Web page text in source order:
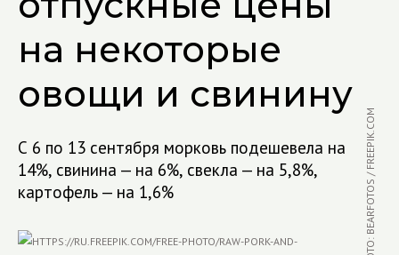
на некоторые
овощи и свинину
С 6 по 13 сентября морковь подешевела на
14%, свинина — на 6%, свекла — на 5,8%,
картофель — на 1,6%
ФОТО: BEARFOTOS / FREEPIK.COM